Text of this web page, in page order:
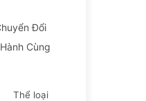
Đổi
Cùng
Thể loại